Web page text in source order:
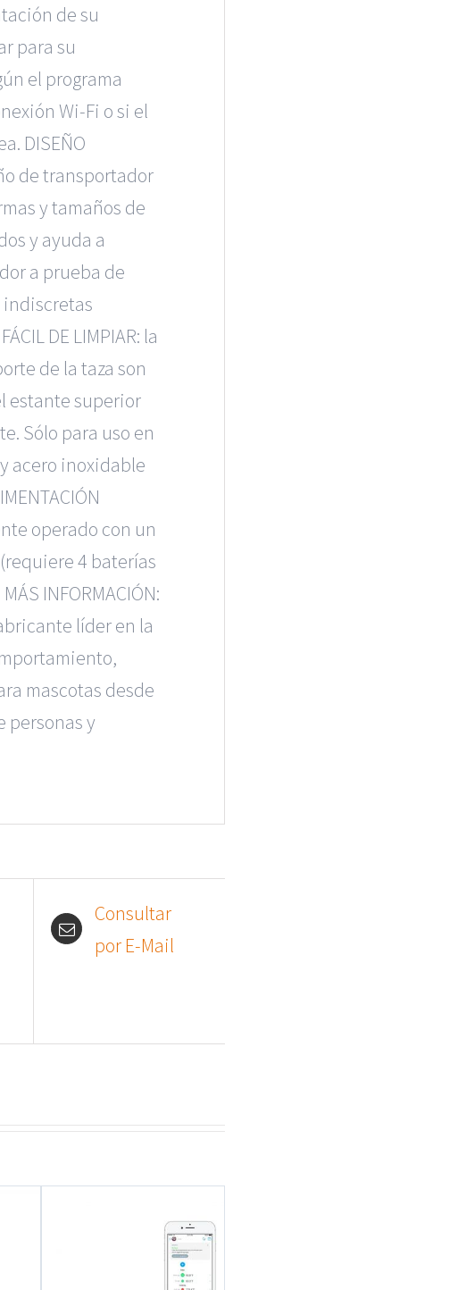
de su
para su
el programa
Wi-Fi o si el
DISEÑO
de transportador
y tamaños de
y ayuda a
a prueba de
indiscretas
DE LIMPIAR: la
de la taza son
estante superior
Sólo para uso en
acero inoxidable
operado con un
4 baterías
INFORMACIÓN:
líder en la
mascotas desde
personas y
Consultar
por E-Mail